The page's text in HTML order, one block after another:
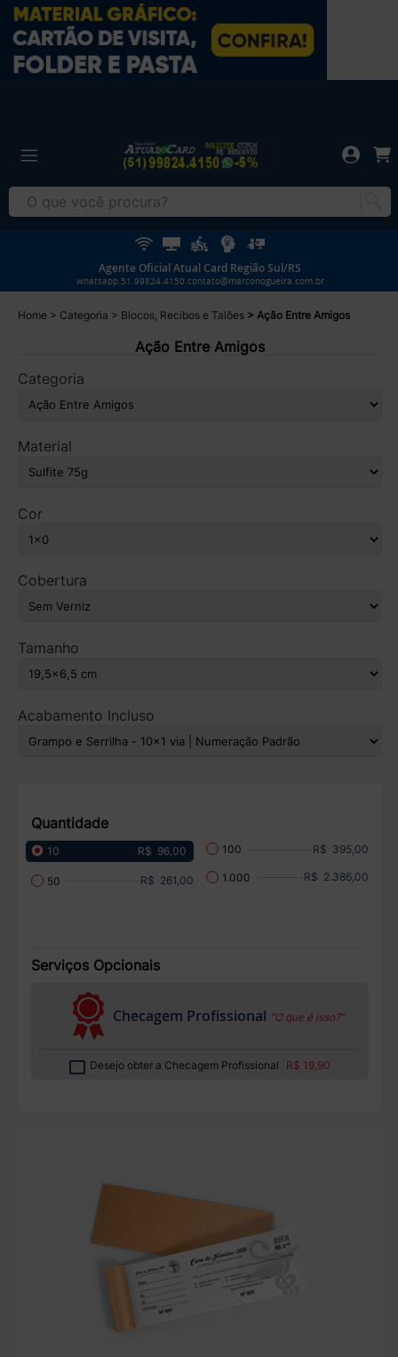
Agente Oficial Atual Card Região Sul/RS
whatsapp.51.99824.4150.contato@marconogueira.com.br
Home Categoria Blocos, Recibos e Talões Ação Entre Amigos
Ação Entre Amigos
Categoria
Material
Cor
Cobertura
Tamanho
Acabamento Incluso
Quantidade
10 R$ 96,00
50 R$ 261,00
100 R$ 395,00
1.000 R$ 2.386,00
Serviços Opcionais
Checagem Profissional “O que é isso?”
Desejo obter a Checagem Profissional R$ 19,90